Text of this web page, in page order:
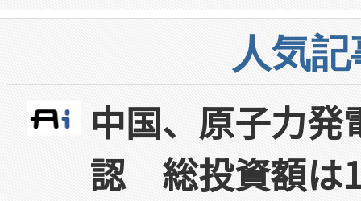
人気
中国、原子力
認 総投資額は